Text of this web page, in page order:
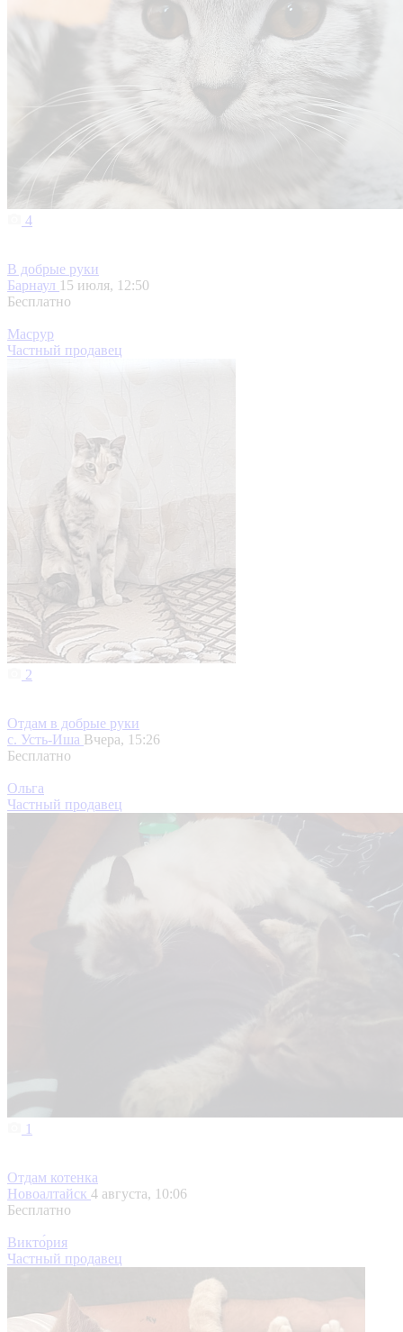
4
В добрые руки
Барнаул 15 июля, 12:50
Бесплатно
Масрур
Частный продавец
2
Отдам в добрые руки
с. Усть-Иша Вчера, 15:26
Бесплатно
Ольга
Частный продавец
1
Отдам котенка
Новоалтайск 4 августа, 10:06
Бесплатно
Викто́рия
Частный продавец